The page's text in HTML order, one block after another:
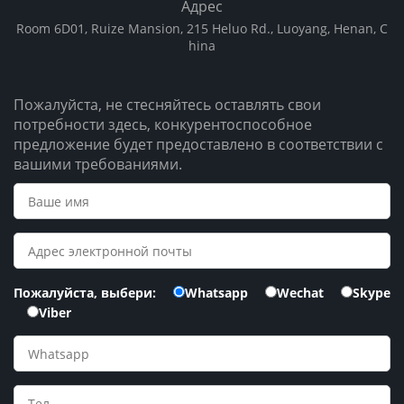
Адрес
Room 6D01, Ruize Mansion, 215 Heluo Rd., Luoyang, Henan, C
hina
Пожалуйста, не стесняйтесь оставлять свои
потребности здесь, конкурентоспособное
предложение будет предоставлено в соответствии с
вашими требованиями.
Пожалуйста, выбери: Whatsapp Wechat
Skype
Viber